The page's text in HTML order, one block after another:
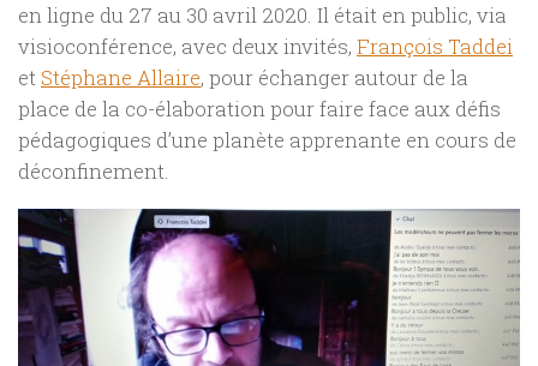
en ligne du 27 au 30 avril 2020. Il était en public, via
visioconférence, avec deux invités, François Taddei
et Stéphane Allaire, pour échanger autour de la
place de la co-élaboration pour faire face aux défis
pédagogiques d’une planète apprenante en cours de
déconfinement.